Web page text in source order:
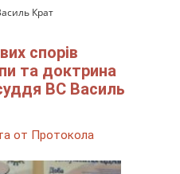
Крат
спорів
та доктрина
ВС Василь
от Протокола